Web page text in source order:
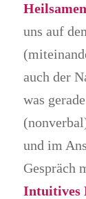
uns auf
auch der
was
und im
Gespräch
Intuitives